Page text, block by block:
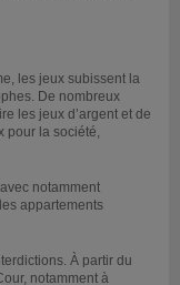
les jeux subissent la
De nombreux
les jeux d’argent et de
pour la société,
notamment
appartements
À partir du
notamment à